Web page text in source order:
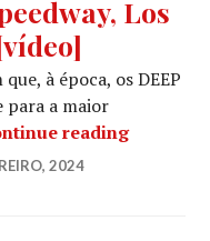
Los
à época, os DEEP
para a maior
reading
2024